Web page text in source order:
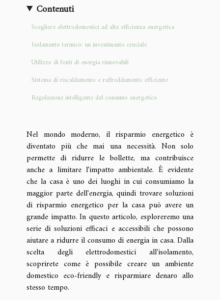
Contenuti
Scegliere elettrodomestici ad alta efficienza energetica
Isolamento termico: un investimento cruciale
Utilizzo di fonti di energia rinnovabili
Sistema di riscaldamento e raffreddamento efficiente
Regolazione intelligente del consumo energetico
Nel mondo moderno, il risparmio energetico è
diventato più che mai una necessità. Non solo
permette di ridurre le bollette, ma contribuisce
anche a limitare l'impatto ambientale. È evidente
che la casa è uno dei luoghi in cui consumiamo la
maggior parte dell'energia, quindi trovare soluzioni
di risparmio energetico per la casa può avere un
grande impatto. In questo articolo, esploreremo una
serie di soluzioni efficaci e accessibili che possono
aiutare a ridurre il consumo di energia in casa. Dalla
scelta degli elettrodomestici all'isolamento,
scoprirete come è possibile creare un ambiente
domestico eco-friendly e risparmiare denaro allo
stesso tempo.